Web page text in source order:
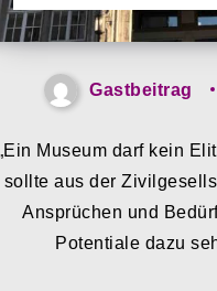
Gastbeitrag
Museum darf kein
sollte aus der
Ansprüchen und
Potentiale dazu